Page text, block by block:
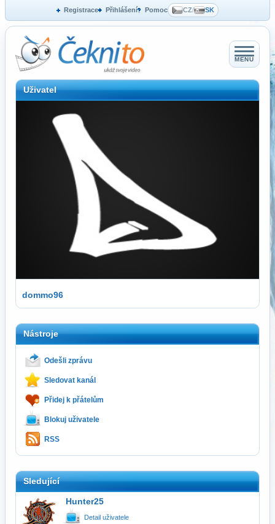
Registrace Přihlášení Pomoc CZ/ SK
MENU
Uživatel
dommo96
Nástroje
Odešli zprávu
Sledovat kanál
Přidej k přátelům
Blokuj uživatele
RSS
Sledující
Hunter25
Detail uživatele